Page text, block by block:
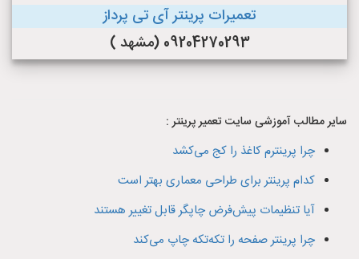
تعمیرات پرینتر آی تی پرداز
09204270293 (مشهد )
سایر مطالب آموزشی سایت تعمیر پرینتر :
چرا پرینترم کاغذ را کج می‌کشد
کدام پرینتر برای طراحی معماری بهتر است
آیا تنظیمات پیش‌فرض چاپگر قابل تغییر هستند
چرا پرینتر صفحه را تکه‌تکه چاپ می‌کند